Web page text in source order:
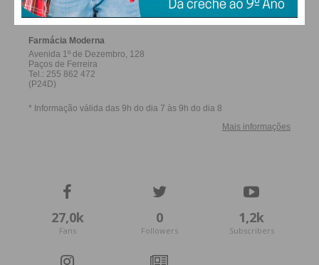
27,0k
Fans
0
Followers
1,2k
Subscribers